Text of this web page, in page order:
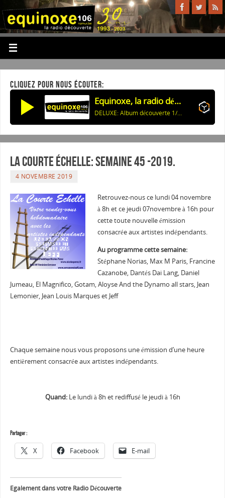
CLIQUEZ POUR NOUS ÉCOUTER:
Equinoxe, la radio découverte
DELUXE: Album découverte 1/4: DELUXE: POLISHING PEANUTS EP: 01 Never Lose / 03 Polishing Peanuts
La courte échelle: semaine 45 -2019.
4 NOVEMBRE 2019
Retrouvez-nous ce lundi 04 novembre
à 8h et ce jeudi 07novembre à 16h pour
cette toute nouvelle émission
consacrée aux artistes indépendants.
Au programme cette semaine:
Stéphane Norias, Max M Paris, Francine
Cazanobe, Dantés Dai Lang, Daniel
Jumeau, El Magnifico, Gotam, Aloyse And the Dynamo all stars, Jean
Lemonier, Jean Louis Marques et Jeff
Chaque semaine nous vous proposons une émission d’une heure
entièrement consacrée aux artistes indépendants.
Quand: Le lundi à 8h et rediffusé le jeudi à 16h
Partager :
X Facebook E-mail
Egalement dans votre Radio Découverte